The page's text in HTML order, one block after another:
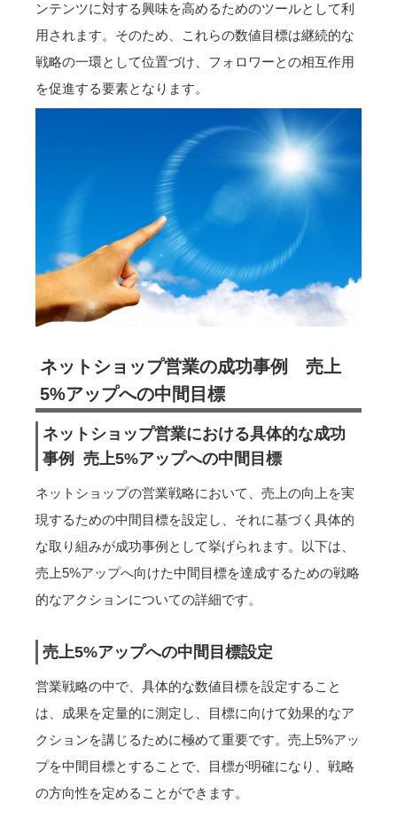
ンテンツに対する興味を高めるためのツールとして利
用されます。そのため、これらの数値目標は継続的な
戦略の一環として位置づけ、フォロワーとの相互作用
を促進する要素となります。
ネットショップ営業の成功事例 売上
5%アップへの中間目標
ネットショップ営業における具体的な成功
事例 売上5%アップへの中間目標
ネットショップの営業戦略において、売上の向上を実
現するための中間目標を設定し、それに基づく具体的
な取り組みが成功事例として挙げられます。以下は、
売上5%アップへ向けた中間目標を達成するための戦略
的なアクションについての詳細です。
売上5%アップへの中間目標設定
営業戦略の中で、具体的な数値目標を設定すること
は、成果を定量的に測定し、目標に向けて効果的なア
クションを講じるために極めて重要です。売上5%アッ
プを中間目標とすることで、目標が明確になり、戦略
の方向性を定めることができます。